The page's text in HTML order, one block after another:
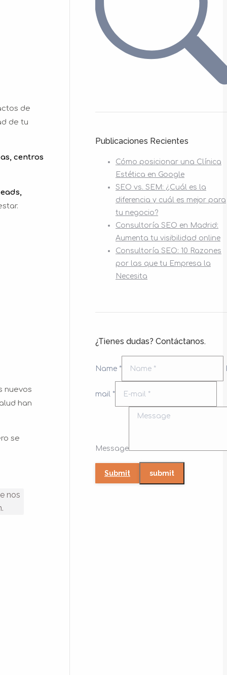
de
de tu
centros
nuevos
han
se
nos
Publicaciones Recientes
Cómo posicionar una Clínica
Estética en Google
SEO vs. SEM: ¿Cuál es la
diferencia y cuál es mejor para
tu negocio?
Consultoría SEO en Madrid:
Aumenta tu visibilidad online
Consultoría SEO: 10 Razones
por las que tu Empresa la
Necesita
¿Tienes dudas? Contáctanos.
Name *
mail *
Message
Submit